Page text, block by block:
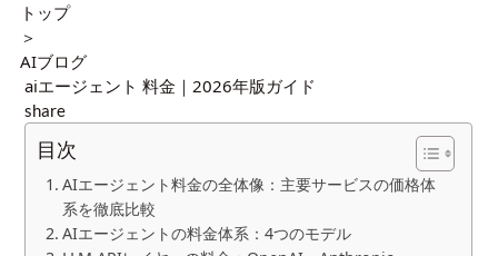
トップ
＞
AIブログ
aiエージェント 料金｜2026年版ガイド
share
目次
AIエージェント料金の全体像：主要サービスの価格体
系を徹底比較
AIエージェントの料金体系：4つのモデル